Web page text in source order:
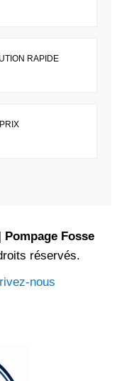
RAPIDE
Fosse
réservés.
nous